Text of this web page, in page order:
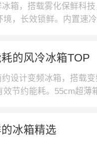
箱，搭载雾化保鲜科
境，长效锁鲜。内置速
如新摘，锁住果蔬的新
除菌净味，食材保鲜更放
箱，光触
的风冷冰箱TOP
设计变频冰箱，搭载
效节约能耗。55cm超薄
608升海量空间，变频
冰箱精选